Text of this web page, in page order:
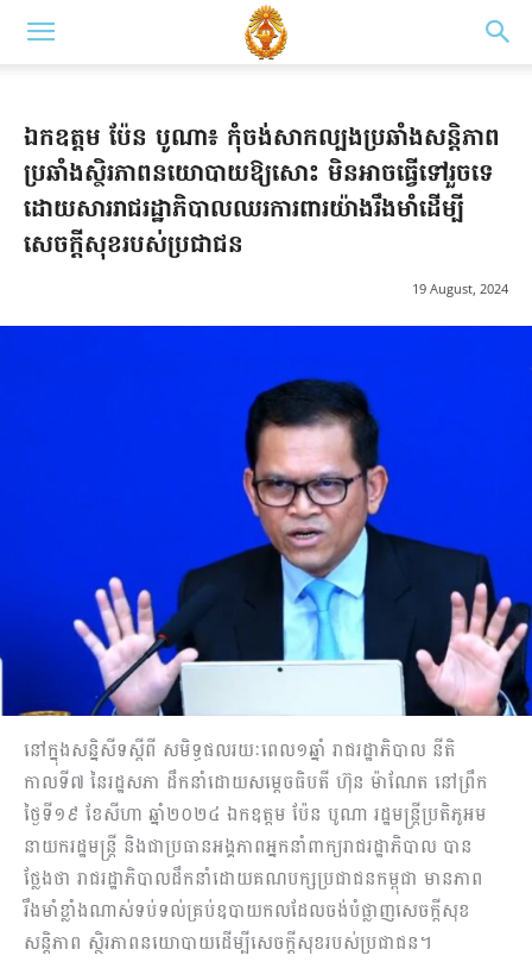
ឯកឧត្តម ប៉ែន បូណា៖ កុំចង់សាកល្បងប្រឆាំងសន្តិភាព
ប្រឆាំងស្ថិរភាពនយោបាយឱ្យសោះ មិនអាចធ្វើទៅរួចទេ
ដោយសាររាជរដ្ឋាភិបាលឈរការពារយ៉ាងរឹងមាំដើម្បី
សេចក្តីសុខរបស់ប្រជាជន
19 August, 2024
នៅក្នុងសន្និសីទស្តីពី សមិទ្ធផលរយៈពេល១ឆ្នាំ រាជរដ្ឋាភិបាល នីតិ
កាលទី៧ នៃរដ្ឋសភា ដឹកនាំដោយសម្តេចធិបតី ហ៊ុន ម៉ាណែត នៅព្រឹក
ថ្ងៃទី១៩ ខែសីហា ឆ្នាំ២០២៤ ឯកឧត្តម ប៉ែន បូណា រដ្ឋមន្ត្រីប្រតិភូអម
នាយករដ្ឋមន្ត្រី និងជាប្រធានអង្គភាពអ្នកនាំពាក្យរាជរដ្ឋាភិបាល បាន
ថ្លែងថា រាជរដ្ឋាភិបាលដឹកនាំដោយគណបក្សប្រជាជនកម្ពុជា មានភាព
រឹងមាំខ្លាំងណាស់ទប់ទល់គ្រប់ឧបាយកលដែលចង់បំផ្លាញសេចក្តីសុខ
សន្តិភាព ស្ថិរភាពនយោបាយដើម្បីសេចក្តីសុខរបស់ប្រជាជន។